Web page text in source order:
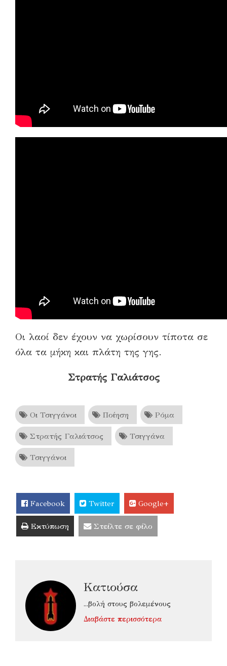
Οι λαοί δεν έχουν να χωρίσουν τίποτα σε
όλα τα μήκη και πλάτη της γης.
Στρατής Γαλιάτσος
Οι Τσιγγάνοι Ποίηση Ρόμα
Στρατής Γαλιάτσος Τσιγγάνα
Τσιγγάνοι
Facebook Twitter Google+
Εκτύπωση Στείλτε σε φίλο
Κατιούσα
...βολή στους βολεμένους
Διαβάστε περισσότερα